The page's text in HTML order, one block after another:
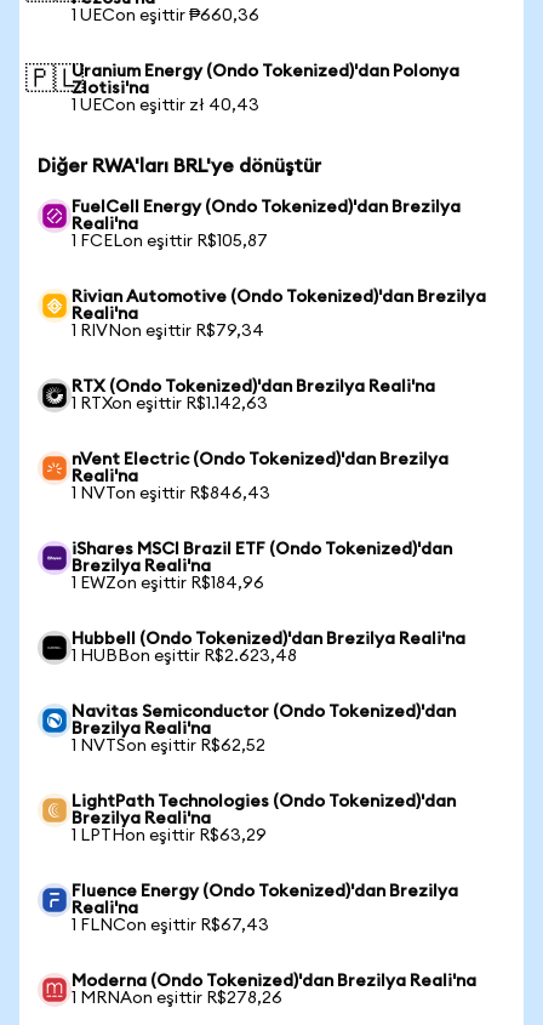
1 UECon eşittir ₱660,36
🇵🇱Uranium Energy (Ondo Tokenized)'dan Polonya
Zlotisi'na
1 UECon eşittir zł 40,43
Diğer RWA'ları BRL'ye dönüştür
FuelCell Energy (Ondo Tokenized)'dan Brezilya
Reali'na
1 FCELon eşittir R$105,87
Rivian Automotive (Ondo Tokenized)'dan Brezilya
Reali'na
1 RIVNon eşittir R$79,34
RTX (Ondo Tokenized)'dan Brezilya Reali'na
1 RTXon eşittir R$1.142,63
nVent Electric (Ondo Tokenized)'dan Brezilya
Reali'na
1 NVTon eşittir R$846,43
iShares MSCI Brazil ETF (Ondo Tokenized)'dan
Brezilya Reali'na
1 EWZon eşittir R$184,96
Hubbell (Ondo Tokenized)'dan Brezilya Reali'na
1 HUBBon eşittir R$2.623,48
Navitas Semiconductor (Ondo Tokenized)'dan
Brezilya Reali'na
1 NVTSon eşittir R$62,52
LightPath Technologies (Ondo Tokenized)'dan
Brezilya Reali'na
1 LPTHon eşittir R$63,29
Fluence Energy (Ondo Tokenized)'dan Brezilya
Reali'na
1 FLNCon eşittir R$67,43
Moderna (Ondo Tokenized)'dan Brezilya Reali'na
1 MRNAon eşittir R$278,26